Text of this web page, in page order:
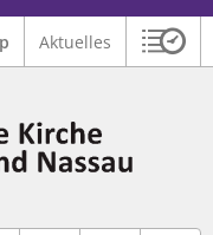
Aktuelles